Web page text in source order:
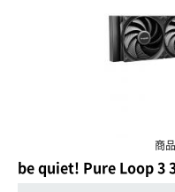
商
be quiet! Pure Loop 3